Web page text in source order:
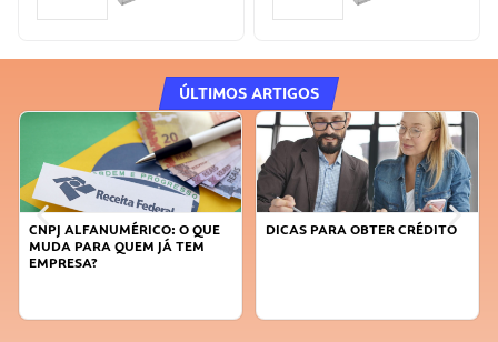
ÚLTIMOS ARTIGOS
CNPJ ALFANUMÉRICO: O QUE
MUDA PARA QUEM JÁ TEM
EMPRESA?
DICAS PARA OBTER CRÉDITO